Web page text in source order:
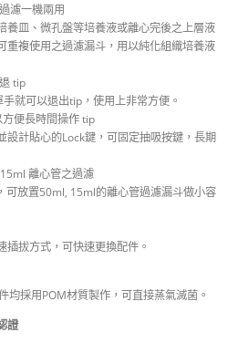
濾一機兩用
養皿、微孔盤等培養液或離心完後之上層液
重複使用之過濾漏斗，用以純化組織培養液
tip
就可以退出tip，使用上非常方便。
便長時間操作 tip
設計貼心的Lock鍵，可固定抽吸按鍵，長期
離心管之過濾
可放置50ml, 15ml的離心管過濾漏斗做小容
拔方式，可快速更換配件。
均採用POM材質製作，可直接蒸氣滅菌。
證